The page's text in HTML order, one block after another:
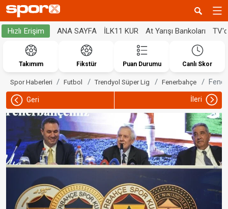
Hızlı Erişim ANA SAYFA İLK11 KUR At Yarışı Bankoları
Takımım Fikstür Puan Durumu Canlı Skor
Spor Haberleri Futbol Trendyol Süper Lig Fenerbahçe
Geri İleri